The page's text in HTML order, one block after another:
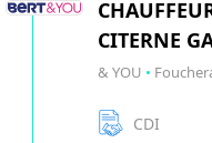
CITERNE
& YOU •
CDI